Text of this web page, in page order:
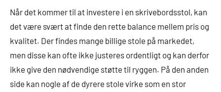
Når det kommer til at investere i en skrivebordsstol, kan
det være svært at finde den rette balance mellem pris og
kvalitet. Der findes mange billige stole på markedet,
men disse kan ofte ikke justeres ordentligt og kan derfor
ikke give den nødvendige støtte til ryggen. På den anden
side kan nogle af de dyrere stole virke som en stor